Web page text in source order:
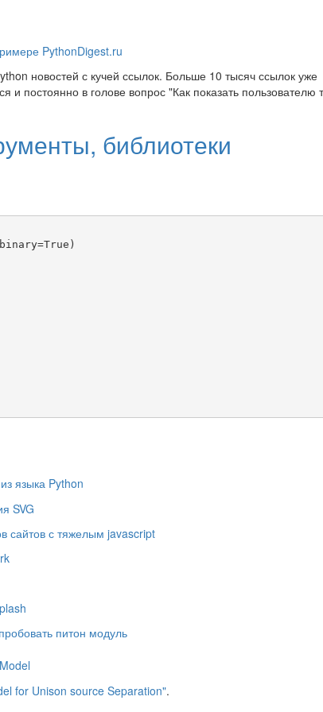
PythonDigest.ru
новостей с кучей ссылок. Больше 10 тысяч ссылок уже
постоянно в голове вопрос "Как показать пользователю
библиотеки
языка Python
SVG
сайтов с тяжелым javascript
питон модуль
for Unison source Separation".